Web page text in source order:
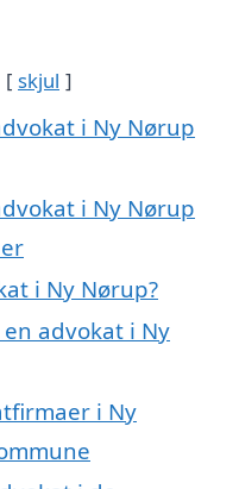
skjul
i Ny Nørup
i Ny Nørup
i Ny Nørup?
advokat i Ny
i Ny